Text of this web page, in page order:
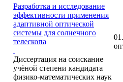
Разработка и исследование
эффективности применения
адаптивной оптической
системы для солнечного
телескопа
Диссертация на соискание
учёной степени кандидата
физико-математических наук